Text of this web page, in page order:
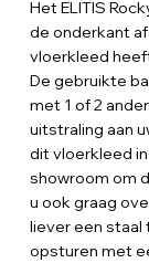
Het ELITIS
de onderkant
vloerkleed
De gebruikte
met 1 of 2
uitstraling aan
dit vloerkleed
showroom om
u ook graag
liever een staal
opsturen met